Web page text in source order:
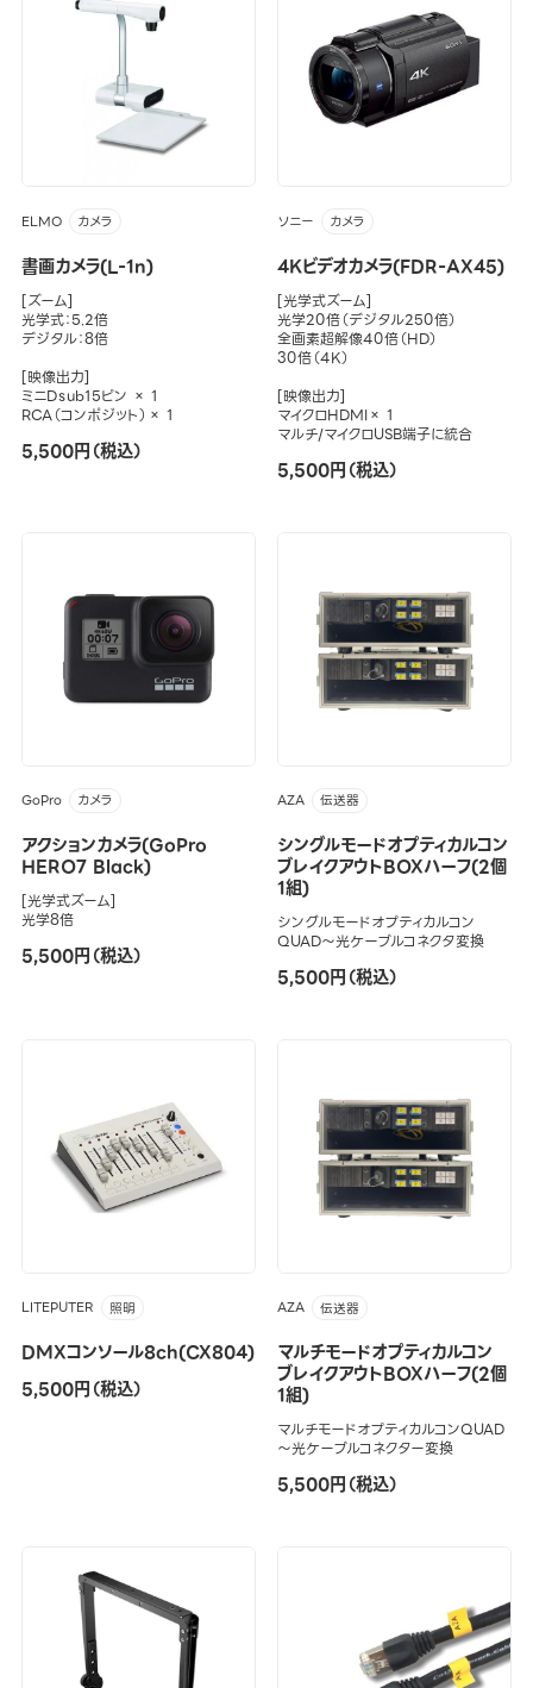
ELMO カメラ
書画カメラ(L-1n)
[ズーム]
光学式：5.2倍
デジタル：8倍
[映像出力]
ミニDｓub15ピン × 1
RCA（コンポジット）× 1
5,500円（税込）
ソニー カメラ
4Kビデオカメラ(FDR-AX45)
[光学式ズーム]
光学20倍（デジタル250倍）
全画素超解像40倍（HD）
30倍（4K）
[映像出力]
マイクロHDMI× 1
マルチ/マイクロUSB端子に統合
5,500円（税込）
GoPro カメラ
アクションカメラ(GoPro
HERO7 Black)
[光学式ズーム]
光学8倍
5,500円（税込）
AZA 伝送器
シングルモードオプティカルコン
ブレイクアウトBOXハーフ(2個
1組)
シングルモードオプティカルコン
QUAD～光ケーブルコネクタ変換
5,500円（税込）
LITEPUTER 照明
DMXコンソール8ch(CX804)
5,500円（税込）
AZA 伝送器
マルチモードオプティカルコン
ブレイクアウトBOXハーフ(2個
1組)
マルチモードオプティカルコンQUAD
～光ケーブルコネクター変換
5,500円（税込）